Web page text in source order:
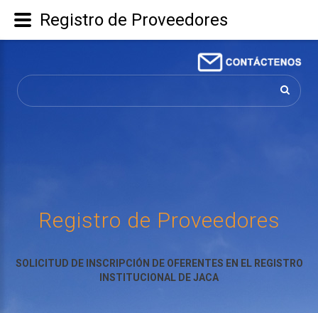
Buscar...
Registro de Proveedores
SOLICITUD DE INSCRIPCIÓN DE OFERENTES EN EL REGISTRO
INSTITUCIONAL DE JACA
Registro de Proveedores